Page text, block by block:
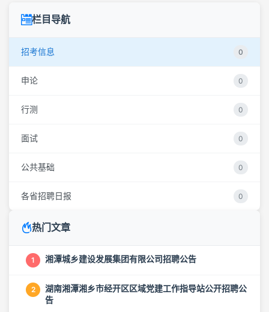
栏目导航
招考信息 0
申论 0
行测 0
面试 0
公共基础 0
各省招聘日报 0
热门文章
1 湘潭城乡建设发展集团有限公司招聘公告
2
湖南湘潭湘乡市经开区区域党建工作指导站公开招聘公
告